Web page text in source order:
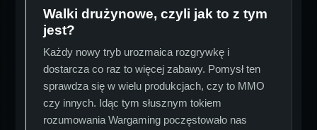
Walki drużynowe, czyli jak to z tym
jest?
Każdy nowy tryb urozmaica rozgrywkę i
dostarcza co raz to więcej zabawy. Pomysł ten
sprawdza się w wielu produkcjach, czy to MMO
czy innych. Idąc tym słusznym tokiem
rozumowania Wargaming poczęstowało nas